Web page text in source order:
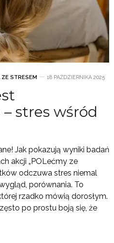
ZE STRESEM 18 PAŹDZIERNIKA 2025
stres wśród
Jak pokazują wyniki badań
akcji „POLećmy ze
odczuwa stres niemal
porównania. To
rzadko mówią dorosłym.
po prostu boją się, że